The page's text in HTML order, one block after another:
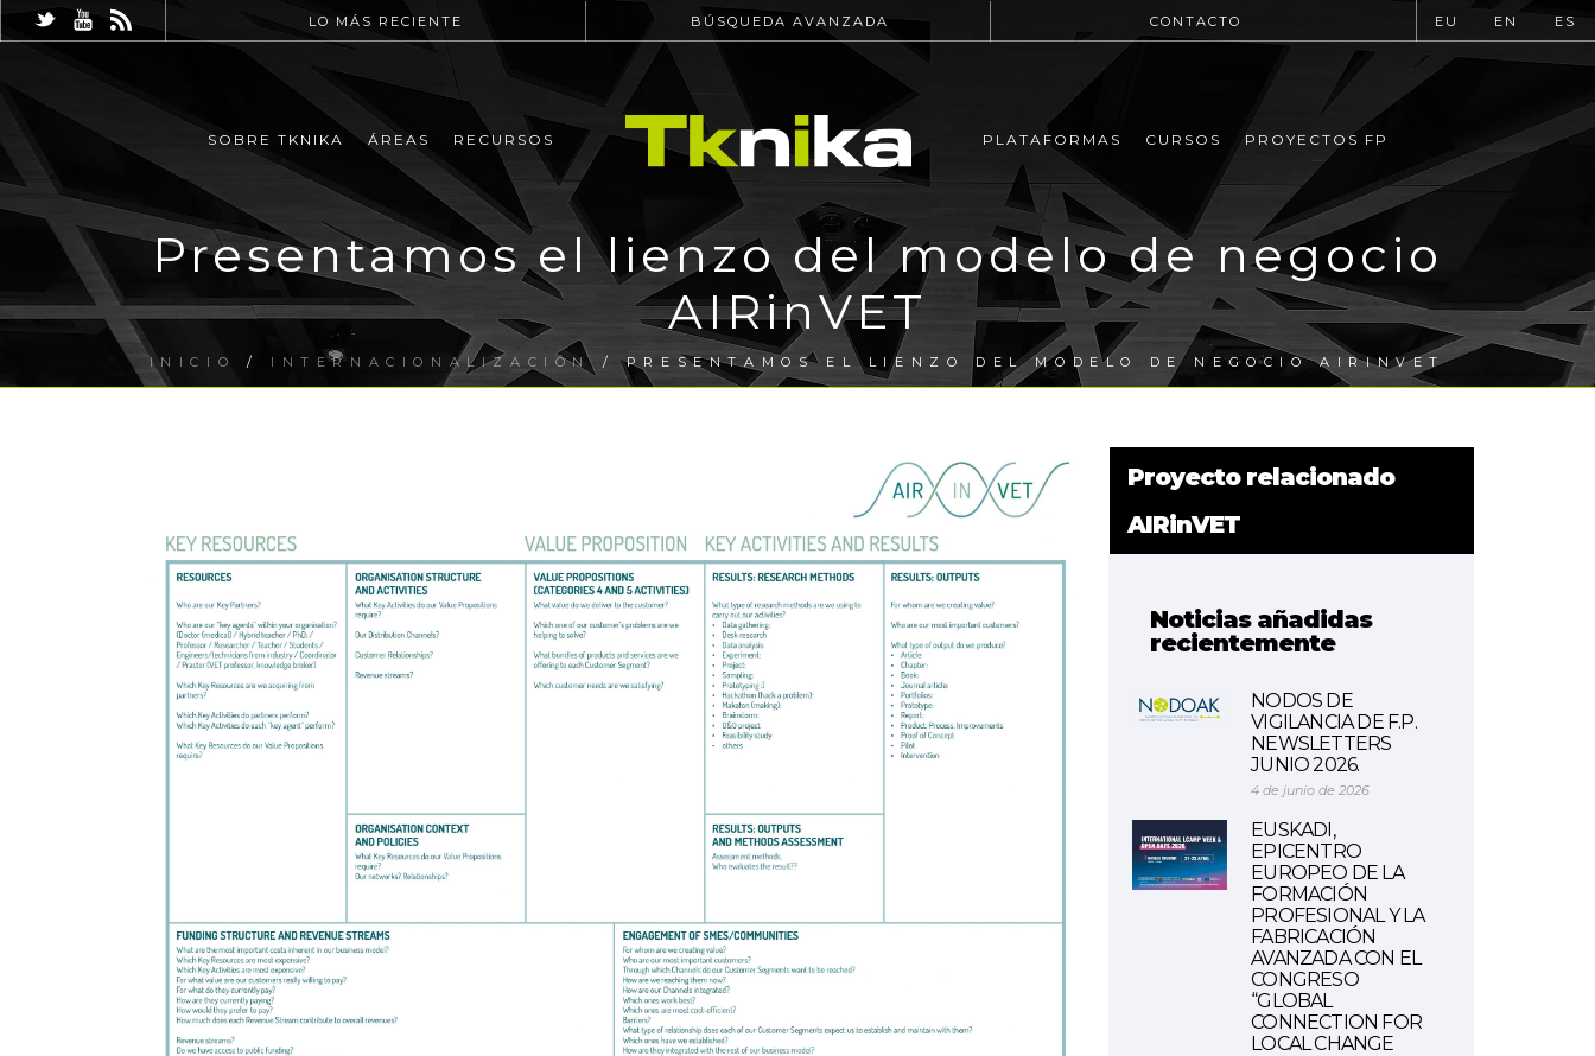
LO MÁS RECIENTE BÚSQUEDA AVANZADA CONTACTO EU EN ES
SOBRE TKNIKA ÁREAS RECURSOS PLATAFORMAS CURSOS PROYECTOS FP
Presentamos el lienzo del modelo de negocio
AIRinVET
INICIO / INTERNACIONALIZACIÓN/ PRESENTAMOS EL LIENZO DEL MODELO DE NEGOCIO AIRINVET
Proyecto relacionado
AIRinVET
Noticias añadidas
recientemente
NODOS DE
VIGILANCIA DE F.P.
NEWSLETTERS
JUNIO 2026.
4 de junio de 2026
EUSKADI,
EPICENTRO
EUROPEO DE LA
FORMACIÓN
PROFESIONAL Y LA
FABRICACIÓN
AVANZADA CON EL
CONGRESO
“GLOBAL
CONNECTION FOR
LOCAL CHANGE